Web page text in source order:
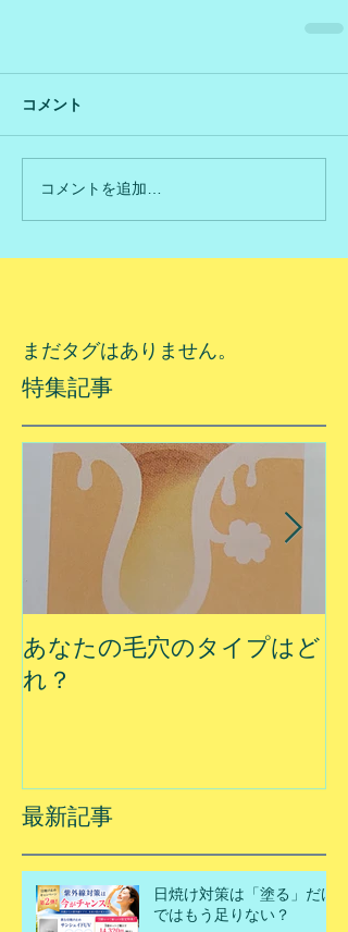
コメント
コメントを追加…
まだタグはありません。
特集記事
あなたの毛穴のタイプはど
れ？
最新記事
日焼け対策は「塗る」だけ
ではもう足りない？